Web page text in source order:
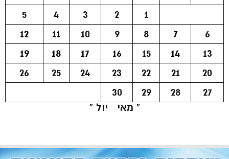
1
2
3
4
5
6
7
8
9
10
11
12
13
14
15
16
17
18
19
20
21
22
23
24
25
26
27
28
29
30
« מאי
יול »